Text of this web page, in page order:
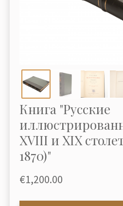
Книга "Русские
XVIII и XIX
1870)"
€1,200.00